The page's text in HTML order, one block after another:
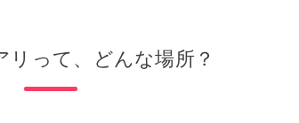
リって、どんな場所？